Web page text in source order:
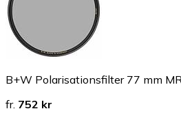
B+W Polarisationsfilter 77 mm
fr. 752 kr